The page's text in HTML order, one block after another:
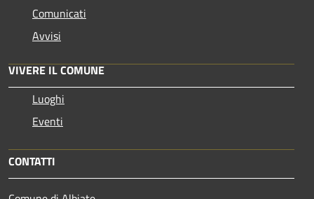
Comunicati
Avvisi
VIVERE IL COMUNE
Luoghi
Eventi
CONTATTI